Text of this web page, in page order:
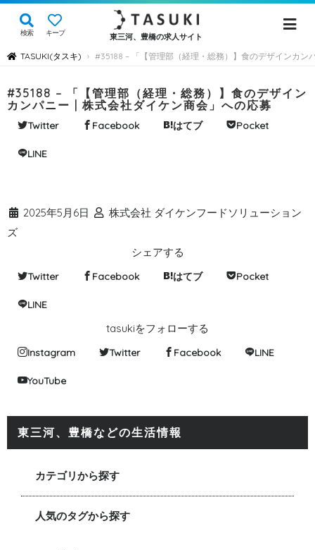
検索 キープ 東三河、豊橋の求人サイト
TASUKI(タスキ) › #35188 – 「【管理部（経理・総務）】食のデザインカン
#35188 – 「【管理部（経理・総務）】食のデザイン
カンパニー | 株式会社ダイケン商会」への応募
Twitter Facebook はてブ Pocket
LINE
2025年5月6日
株式会社 ダイケンフードソリューション
ズ
シェアする
Twitter Facebook はてブ Pocket
LINE
tasukiをフォローする
Instagram Twitter Facebook LINE
YouTube
東三河、豊橋などの生活情報
カテゴリから探す
人気のタグから探す